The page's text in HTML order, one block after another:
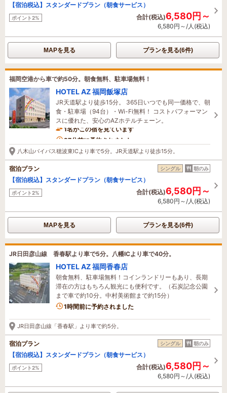
【宿泊税込】スタンダードプラン（朝食サービス）
ポイント2% 合計(税込)6,580円～
6,580円～/人(税込)
MAPを見る プランを見る(6件)
福岡空港から車で約50分。朝食無料、駐車場無料！
HOTEL AZ 福岡飯塚店
JR天道駅より徒歩15分。 365日いつでも同一価格で、朝
食・駐車場（94台）・Wi-Fi無料！ コストパフォーマン
スに優れた、安心のAZホテルチェーン。
1名がこの宿を見ています
27分前に予約されました
八木山バイパス穂波東ICより車で5分。JR天道駅より徒歩15分。
宿泊プラン シングル 朝のみ
【宿泊税込】スタンダードプラン（朝食サービス）
ポイント2% 合計(税込)6,580円～
6,580円～/人(税込)
MAPを見る プランを見る(6件)
JR日田彦山線 香春駅より車で5分。八幡ICより車で40分。
HOTEL AZ 福岡香春店
朝食無料、駐車場無料！コインランドリーもあり、長期
滞在の方はもちろん観光にも便利です。（石炭記念公園
まで車で約10分。中村美術館まで約15分）
1時間前に予約されました
JR日田彦山線「香春駅」より車で約5分。
宿泊プラン シングル 朝のみ
【宿泊税込】スタンダードプラン（朝食サービス）
ポイント2% 合計(税込)6,580円～
6,580円～/人(税込)